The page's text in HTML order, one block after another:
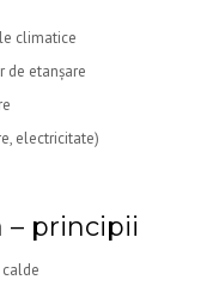
climatice
etanșare
electricitate)
– principii